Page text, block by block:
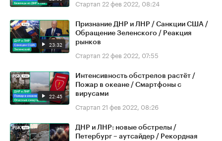
Стартап 22 фев 2022, 08:24
23:32
Признание ДНР и ЛНР / Санкции США /
Обращение Зеленского / Реакция
рынков
Стартап 22 фев 2022, 07:55
22:45
Интенсивность обстрелов растёт /
Пожар в океане / Смартфоны с
вирусами
Стартап 21 фев 2022, 08:26
ДНР и ЛНР: новые обстрелы /
Петербург – аутсайдер / Рекордная